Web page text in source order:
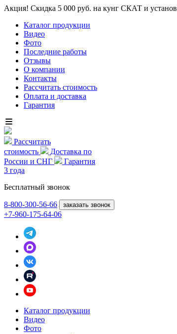
Акция! Скидка 5 000 руб. на кунг СКАТ и
Каталог продукции
Видео
Фото
Последние работы
Отзывы
О компании
Контакты
Рассчитать стоимость
Оплата и доставка
Гарантия
Рассчитать
стоимость
Доставка по
России и СНГ
Гарантия
3 года
Бесплатный звонок
8-800-300-56-66 заказать звонок
+7-960-175-64-06
Каталог продукции
Видео
Фото